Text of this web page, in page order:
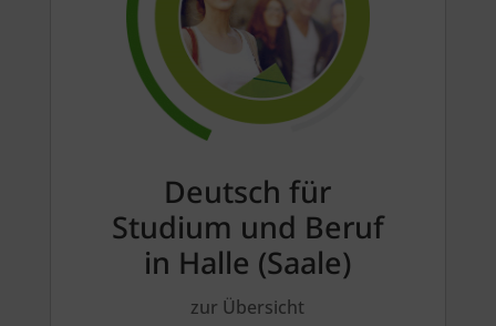
Deutsch für
Studium und Beruf
in Halle (Saale)
zur Übersicht